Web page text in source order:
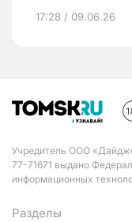
17:28 / 09.06.26
Учредитель ООО
77-71671 выдано
информационных
Разделы